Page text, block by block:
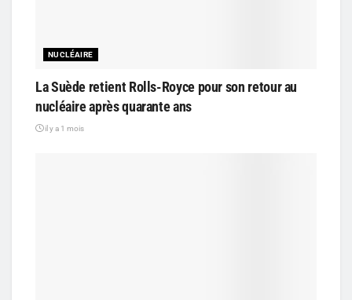
NUCLÉAIRE
La Suède retient Rolls-Royce pour son retour au
nucléaire après quarante ans
il y a 1 mois